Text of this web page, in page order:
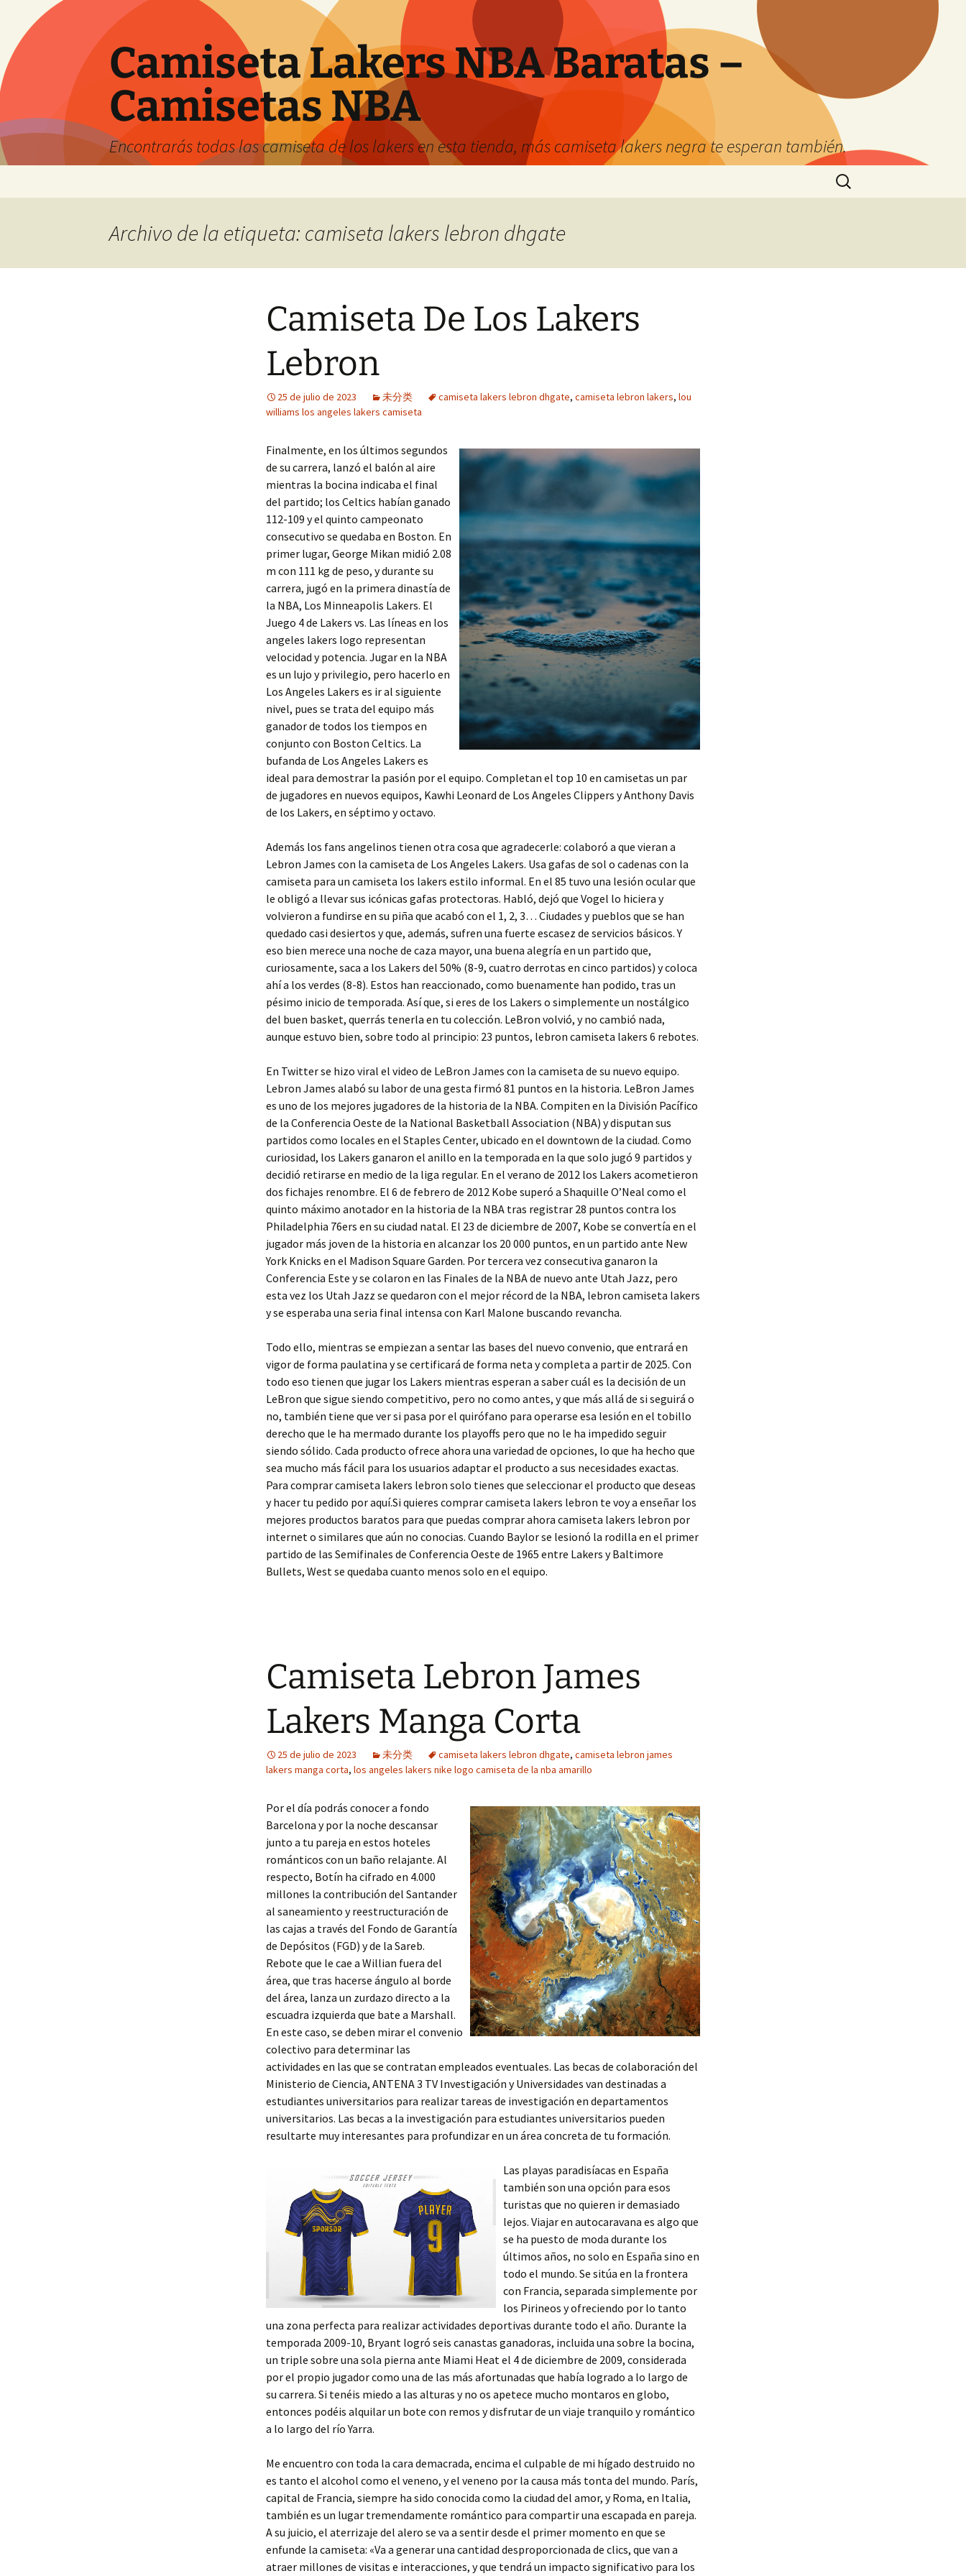
Camiseta Lakers NBA Baratas –
Camisetas NBA
Encontrarás todas las camiseta de los lakers en esta tienda, más camiseta lakers negra te esperan también.
Buscar:
Archivo de la etiqueta: camiseta lakers lebron dhgate
Camiseta De Los Lakers
Lebron
25 de julio de 2023 未分类 camiseta lakers lebron dhgate, camiseta lebron lakers, lou
williams los angeles lakers camiseta
Finalmente, en los últimos segundos
de su carrera, lanzó el balón al aire
mientras la bocina indicaba el final
del partido; los Celtics habían ganado
112-109 y el quinto campeonato
consecutivo se quedaba en Boston. En
primer lugar, George Mikan midió 2.08
m con 111 kg de peso, y durante su
carrera, jugó en la primera dinastía de
la NBA, Los Minneapolis Lakers. El
Juego 4 de Lakers vs. Las líneas en los
angeles lakers logo representan
velocidad y potencia. Jugar en la NBA
es un lujo y privilegio, pero hacerlo en
Los Angeles Lakers es ir al siguiente
nivel, pues se trata del equipo más
ganador de todos los tiempos en
conjunto con Boston Celtics. La
bufanda de Los Angeles Lakers es
ideal para demostrar la pasión por el equipo. Completan el top 10 en camisetas un par
de jugadores en nuevos equipos, Kawhi Leonard de Los Angeles Clippers y Anthony Davis
de los Lakers, en séptimo y octavo.
Además los fans angelinos tienen otra cosa que agradecerle: colaboró a que vieran a
Lebron James con la camiseta de Los Angeles Lakers. Usa gafas de sol o cadenas con la
camiseta para un camiseta los lakers estilo informal. En el 85 tuvo una lesión ocular que
le obligó a llevar sus icónicas gafas protectoras. Habló, dejó que Vogel lo hiciera y
volvieron a fundirse en su piña que acabó con el 1, 2, 3… Ciudades y pueblos que se han
quedado casi desiertos y que, además, sufren una fuerte escasez de servicios básicos. Y
eso bien merece una noche de caza mayor, una buena alegría en un partido que,
curiosamente, saca a los Lakers del 50% (8-9, cuatro derrotas en cinco partidos) y coloca
ahí a los verdes (8-8). Estos han reaccionado, como buenamente han podido, tras un
pésimo inicio de temporada. Así que, si eres de los Lakers o simplemente un nostálgico
del buen basket, querrás tenerla en tu colección. LeBron volvió, y no cambió nada,
aunque estuvo bien, sobre todo al principio: 23 puntos, lebron camiseta lakers 6 rebotes.
En Twitter se hizo viral el video de LeBron James con la camiseta de su nuevo equipo.
Lebron James alabó su labor de una gesta firmó 81 puntos en la historia. LeBron James
es uno de los mejores jugadores de la historia de la NBA. Compiten en la División Pacífico
de la Conferencia Oeste de la National Basketball Association (NBA) y disputan sus
partidos como locales en el Staples Center, ubicado en el downtown de la ciudad. Como
curiosidad, los Lakers ganaron el anillo en la temporada en la que solo jugó 9 partidos y
decidió retirarse en medio de la liga regular. En el verano de 2012 los Lakers acometieron
dos fichajes renombre. El 6 de febrero de 2012 Kobe superó a Shaquille O’Neal como el
quinto máximo anotador en la historia de la NBA tras registrar 28 puntos contra los
Philadelphia 76ers en su ciudad natal. El 23 de diciembre de 2007, Kobe se convertía en el
jugador más joven de la historia en alcanzar los 20 000 puntos, en un partido ante New
York Knicks en el Madison Square Garden. Por tercera vez consecutiva ganaron la
Conferencia Este y se colaron en las Finales de la NBA de nuevo ante Utah Jazz, pero
esta vez los Utah Jazz se quedaron con el mejor récord de la NBA, lebron camiseta lakers
y se esperaba una seria final intensa con Karl Malone buscando revancha.
Todo ello, mientras se empiezan a sentar las bases del nuevo convenio, que entrará en
vigor de forma paulatina y se certificará de forma neta y completa a partir de 2025. Con
todo eso tienen que jugar los Lakers mientras esperan a saber cuál es la decisión de un
LeBron que sigue siendo competitivo, pero no como antes, y que más allá de si seguirá o
no, también tiene que ver si pasa por el quirófano para operarse esa lesión en el tobillo
derecho que le ha mermado durante los playoffs pero que no le ha impedido seguir
siendo sólido. Cada producto ofrece ahora una variedad de opciones, lo que ha hecho que
sea mucho más fácil para los usuarios adaptar el producto a sus necesidades exactas.
Para comprar camiseta lakers lebron solo tienes que seleccionar el producto que deseas
y hacer tu pedido por aquí.Si quieres comprar camiseta lakers lebron te voy a enseñar los
mejores productos baratos para que puedas comprar ahora camiseta lakers lebron por
internet o similares que aún no conocias. Cuando Baylor se lesionó la rodilla en el primer
partido de las Semifinales de Conferencia Oeste de 1965 entre Lakers y Baltimore
Bullets, West se quedaba cuanto menos solo en el equipo.
Camiseta Lebron James
Lakers Manga Corta
25 de julio de 2023 未分类 camiseta lakers lebron dhgate, camiseta lebron james
lakers manga corta, los angeles lakers nike logo camiseta de la nba amarillo
Por el día podrás conocer a fondo
Barcelona y por la noche descansar
junto a tu pareja en estos hoteles
románticos con un baño relajante. Al
respecto, Botín ha cifrado en 4.000
millones la contribución del Santander
al saneamiento y reestructuración de
las cajas a través del Fondo de Garantía
de Depósitos (FGD) y de la Sareb.
Rebote que le cae a Willian fuera del
área, que tras hacerse ángulo al borde
del área, lanza un zurdazo directo a la
escuadra izquierda que bate a Marshall.
En este caso, se deben mirar el convenio
colectivo para determinar las
actividades en las que se contratan empleados eventuales. Las becas de colaboración del
Ministerio de Ciencia, ANTENA 3 TV Investigación y Universidades van destinadas a
estudiantes universitarios para realizar tareas de investigación en departamentos
universitarios. Las becas a la investigación para estudiantes universitarios pueden
resultarte muy interesantes para profundizar en un área concreta de tu formación.
Las playas paradisíacas en España
también son una opción para esos
turistas que no quieren ir demasiado
lejos. Viajar en autocaravana es algo que
se ha puesto de moda durante los
últimos años, no solo en España sino en
todo el mundo. Se sitúa en la frontera
con Francia, separada simplemente por
los Pirineos y ofreciendo por lo tanto
una zona perfecta para realizar actividades deportivas durante todo el año. Durante la
temporada 2009-10, Bryant logró seis canastas ganadoras, incluida una sobre la bocina,
un triple sobre una sola pierna ante Miami Heat el 4 de diciembre de 2009, considerada
por el propio jugador como una de las más afortunadas que había logrado a lo largo de
su carrera. Si tenéis miedo a las alturas y no os apetece mucho montaros en globo,
entonces podéis alquilar un bote con remos y disfrutar de un viaje tranquilo y romántico
a lo largo del río Yarra.
Me encuentro con toda la cara demacrada, encima el culpable de mi hígado destruido no
es tanto el alcohol como el veneno, y el veneno por la causa más tonta del mundo. París,
capital de Francia, siempre ha sido conocida como la ciudad del amor, y Roma, en Italia,
también es un lugar tremendamente romántico para compartir una escapada en pareja.
A su juicio, el aterrizaje del alero se va a sentir desde el primer momento en que se
enfunde la camiseta: «Va a generar una cantidad desproporcionada de clics, que van a
atraer millones de visitas e interacciones, y que tendrá un impacto significativo para los